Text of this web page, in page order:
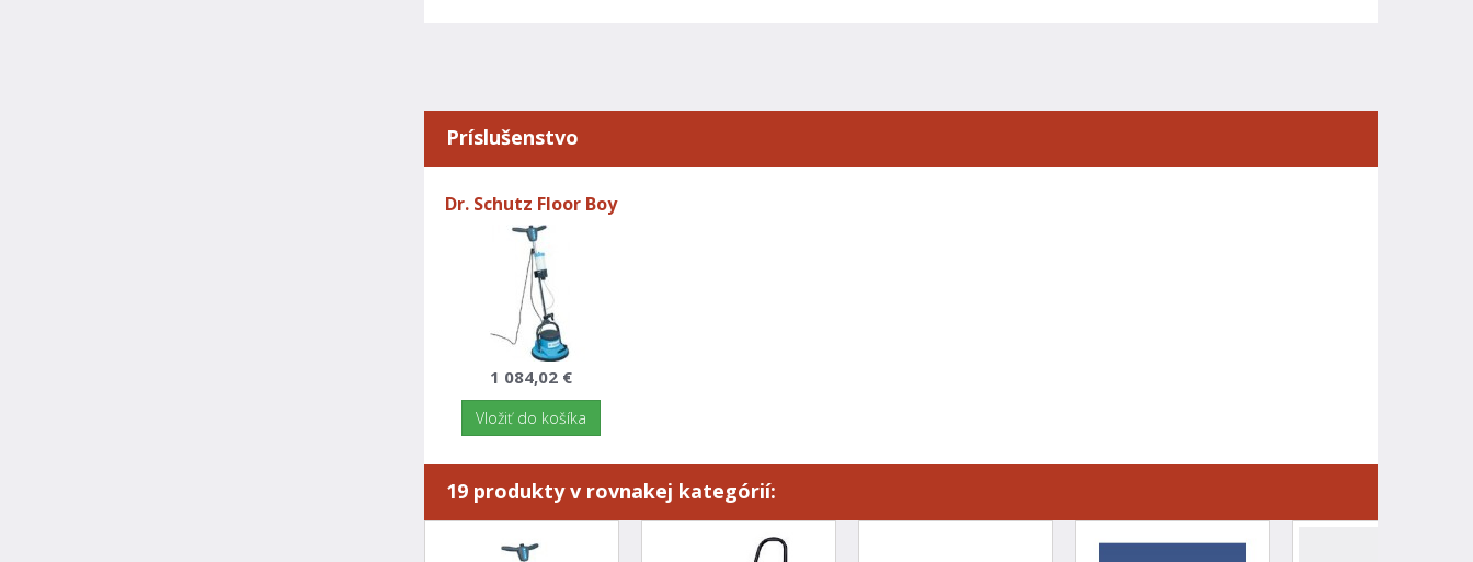
Príslušenstvo
Dr. Schutz Floor Boy
1 084,02 €
Vložiť do košíka
19 produkty v rovnakej kategórií: